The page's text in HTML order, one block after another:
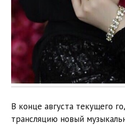
В конце августа текущего
трансляцию новый